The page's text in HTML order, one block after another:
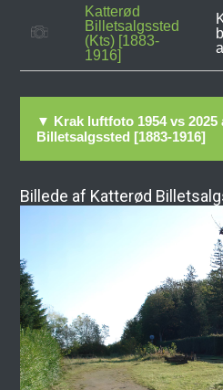
Katterød
Billetsalgssted
(Kts) [1883-
1916]
▼ Krak luftfoto 1954 vs 2025
Billetsalgssted [1883-1916]
Billede af Katterød